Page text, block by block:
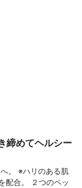
締めてヘルシー
。 ※ハリのある肌
配合。 ２つのペッ